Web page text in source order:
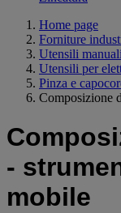
Home page
Forniture
Utensili
Utensili per
Pinza e
Composizione
-
mobile